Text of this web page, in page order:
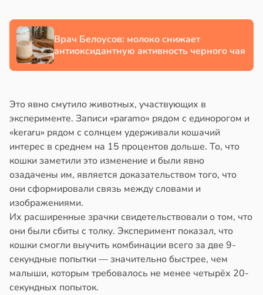
Врач Белоусов: молоко снижает
антиоксидантную активность черного чая
Это явно смутило животных, участвующих в
эксперименте. Записи «paramo» рядом с единорогом и
«keraru» рядом с солнцем удерживали кошачий
интерес в среднем на 15 процентов дольше. То, что
кошки заметили это изменение и были явно
озадачены им, является доказательством того, что
они сформировали связь между словами и
изображениями.
Их расширенные зрачки свидетельствовали о том, что
они были сбиты с толку. Эксперимент показал, что
кошки смогли выучить комбинации всего за две 9-
секундные попытки — значительно быстрее, чем
малыши, которым требовалось не менее четырёх 20-
секундных попыток.